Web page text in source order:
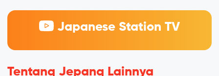
Japanese Station TV
Tentang Jepang Lainnya